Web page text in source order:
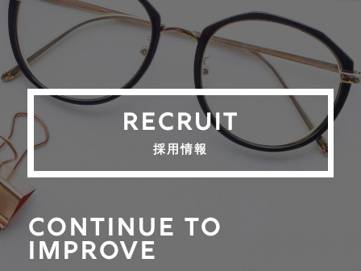
RECRUIT
採用情報
Continue to
Improve